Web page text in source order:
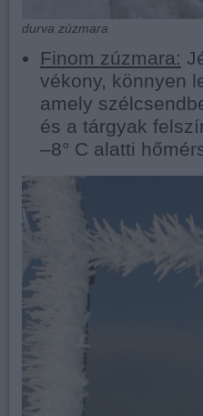
durva zúzmara
Finom zúzmara:
vékony, könnyen
amely
és a tárgyak
–8° C alatti